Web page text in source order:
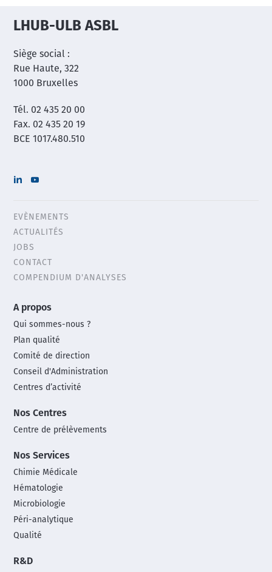
LHUB-ULB ASBL
Siège social :
Rue Haute, 322
1000 Bruxelles
Tél. 02 435 20 00
Fax. 02 435 20 19
BCE 1017.480.510
Header
menu
EVÈNEMENTS
ACTUALITÉS
JOBS
CONTACT
COMPENDIUM D'ANALYSES
footer
menu
A propos
Qui sommes-nous ?
Plan qualité
Comité de direction
Conseil d'Administration
Centres d’activité
Nos Centres
Centre de prélèvements
Nos Services
Chimie Médicale
Hématologie
Microbiologie
Péri-analytique
Qualité
R&D